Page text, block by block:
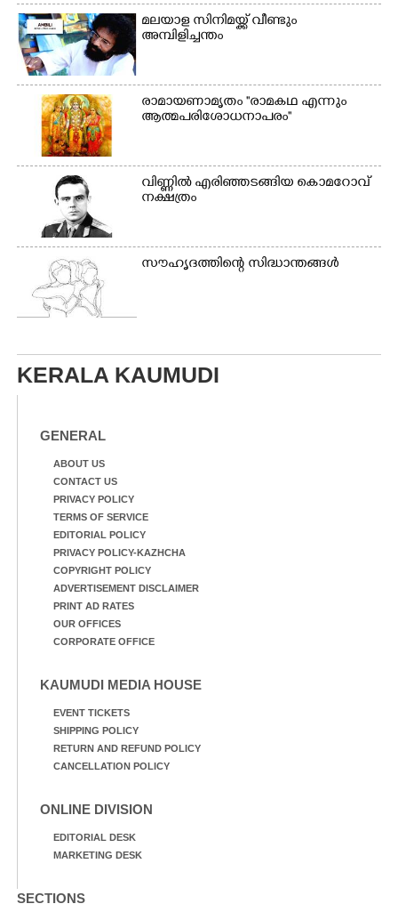
മലയാള സിനിമയ്ക്ക് വീണ്ടും
അമ്പിളിച്ചന്തം
രാമായണാമൃതം ''രാമകഥ എന്നും
ആത്മപരിശോധനാപരം''
വി​ണ്ണി​ൽ​ ​എ​രി​ഞ്ഞ​ട​ങ്ങിയ കൊ​മ​റോ​വ് ​
ന​ക്ഷ​ത്രം
സൗഹൃദത്തിന്റെ സിദ്ധാന്തങ്ങൾ
KERALA KAUMUDI
GENERAL
ABOUT US
CONTACT US
PRIVACY POLICY
TERMS OF SERVICE
EDITORIAL POLICY
PRIVACY POLICY-KAZHCHA
COPYRIGHT POLICY
ADVERTISEMENT DISCLAIMER
PRINT AD RATES
OUR OFFICES
CORPORATE OFFICE
KAUMUDI MEDIA HOUSE
EVENT TICKETS
SHIPPING POLICY
RETURN AND REFUND POLICY
CANCELLATION POLICY
ONLINE DIVISION
EDITORIAL DESK
MARKETING DESK
SECTIONS